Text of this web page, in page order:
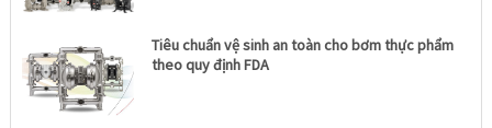
Tiêu chuẩn vệ sinh an toàn cho bơm thực phẩm
theo quy định FDA